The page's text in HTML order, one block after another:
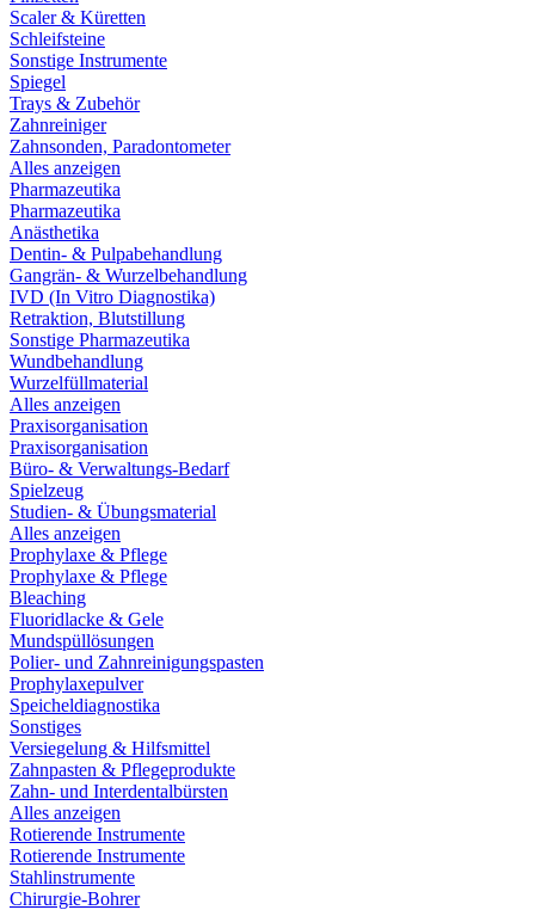
Scaler & Küretten
Schleifsteine
Sonstige Instrumente
Spiegel
Trays & Zubehör
Zahnreiniger
Zahnsonden, Paradontometer
Alles anzeigen
Pharmazeutika
Pharmazeutika
Anästhetika
Dentin- & Pulpabehandlung
Gangrän- & Wurzelbehandlung
IVD (In Vitro Diagnostika)
Retraktion, Blutstillung
Sonstige Pharmazeutika
Wundbehandlung
Wurzelfüllmaterial
Alles anzeigen
Praxisorganisation
Praxisorganisation
Büro- & Verwaltungs-Bedarf
Spielzeug
Studien- & Übungsmaterial
Alles anzeigen
Prophylaxe & Pflege
Prophylaxe & Pflege
Bleaching
Fluoridlacke & Gele
Mundspüllösungen
Polier- und Zahnreinigungspasten
Prophylaxepulver
Speicheldiagnostika
Sonstiges
Versiegelung & Hilfsmittel
Zahnpasten & Pflegeprodukte
Zahn- und Interdentalbürsten
Alles anzeigen
Rotierende Instrumente
Rotierende Instrumente
Stahlinstrumente
Chirurgie-Bohrer